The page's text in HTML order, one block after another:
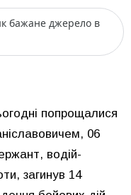
бажане джерело в
попрощалися
06
водій-
загинув 14